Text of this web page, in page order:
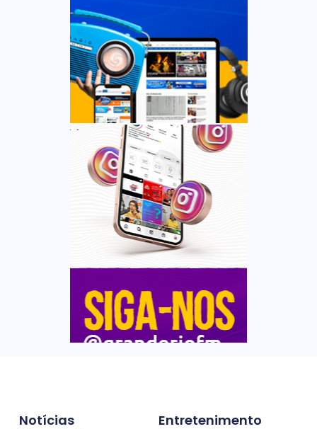
Notícias Entretenimento